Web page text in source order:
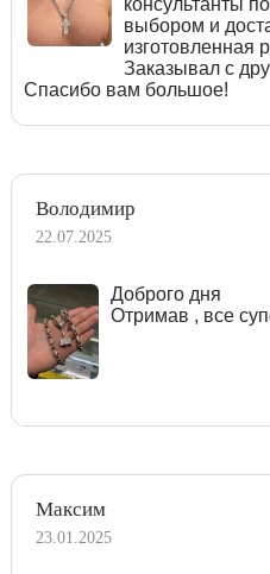
выбором и
изготовленная
Заказывал с
Спасибо вам большое!
Володимир
22.07.2025
Доброго дня
Отримав , все
Максим
23.01.2025